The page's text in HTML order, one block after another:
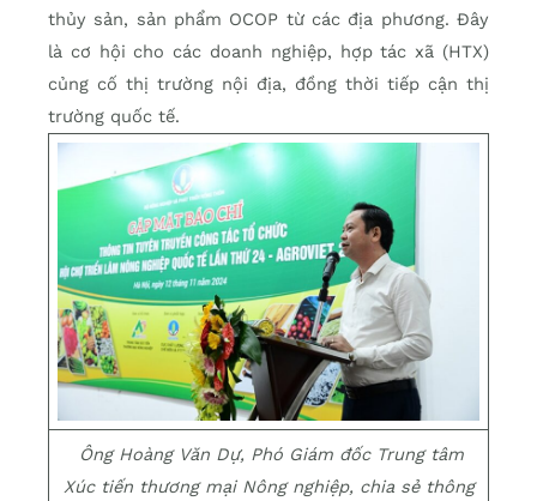
thủy sản, sản phẩm OCOP từ các địa phương. Đây
là cơ hội cho các doanh nghiệp, hợp tác xã (HTX)
củng cố thị trường nội địa, đồng thời tiếp cận thị
trường quốc tế.
Ông Hoàng Văn Dự, Phó Giám đốc Trung tâm
Xúc tiến thương mại Nông nghiệp, chia sẻ thông